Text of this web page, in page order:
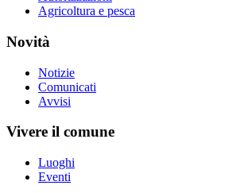
Agricoltura e pesca
Novità
Notizie
Comunicati
Avvisi
Vivere il comune
Luoghi
Eventi